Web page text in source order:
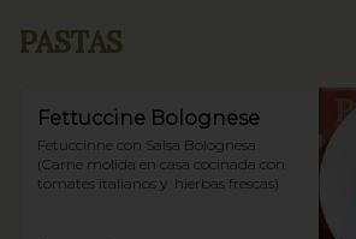
PASTAS
Fettuccine Bolognese
Fetuccinne con Salsa Bolognesa
(Carne molida en casa cocinada con
tomates italianos y  hierbas frescas)